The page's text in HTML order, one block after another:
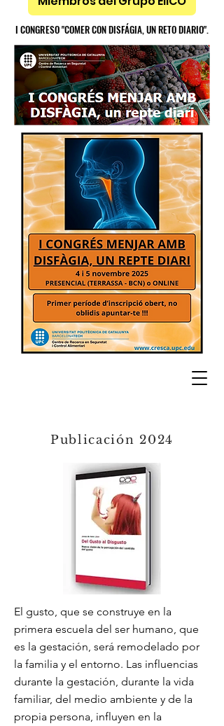
I CONGRESO "COMER CON DISFÁGIA, UN RETO DIARIO".
I CONGRESO "COMER CON DISFÁGIA, UN RETO DIARIO".
Publicación 2024
El gusto, que se construye en la
primera escuela del ser humano, que
es la gestación, será remodelado por
la familia y el entorno. Las influencias
durante la gestación, durante la vida
familiar, del medio ambiente y de la
propia persona, influyen en la